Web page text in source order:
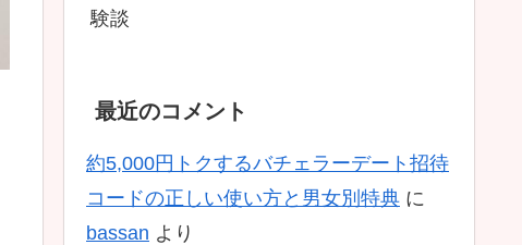
験談
最近のコメント
約5,000円トクするバチェラーデート招待
コードの正しい使い方と男女別特典 に
bassan より